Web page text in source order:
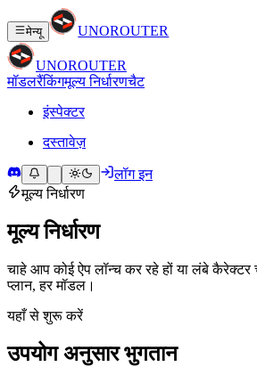
मेन्यू UNOROUTER
UNOROUTER
मॉडलरैंकिंगमूल्य निर्धारणचैट
इंस्पेक्टर
दस्तावेज़
लॉग इन
मूल्य निर्धारण
मूल्य निर्धारण
चाहे आप कोई ऐप लॉन्च कर रहे हों या लंबे
प्लान, हर मॉडल।
यहाँ से शुरू करें
उपयोग अनुसार भुगतान